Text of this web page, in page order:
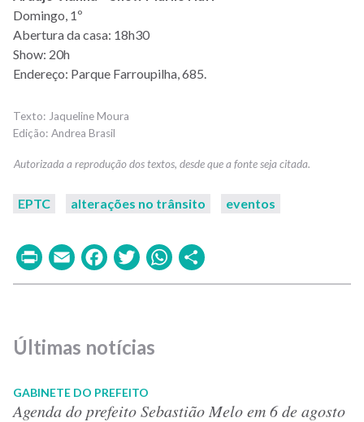
Domingo, 1º
Abertura da casa: 18h30
Show: 20h
Endereço: Parque Farroupilha, 685.
Jaqueline Moura
Andrea Brasil
EPTC alterações no trânsito eventos
PrintEmailFacebook
TwitterWhatsApp
Últimas notícias
GABINETE DO PREFEITO
Agenda do prefeito Sebastião Melo em 6 de agosto